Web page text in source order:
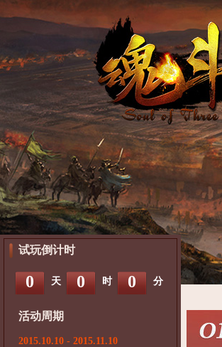
试玩倒计时
0 天 0 时 0 分
活动周期
2015.10.10 - 2015.11.10